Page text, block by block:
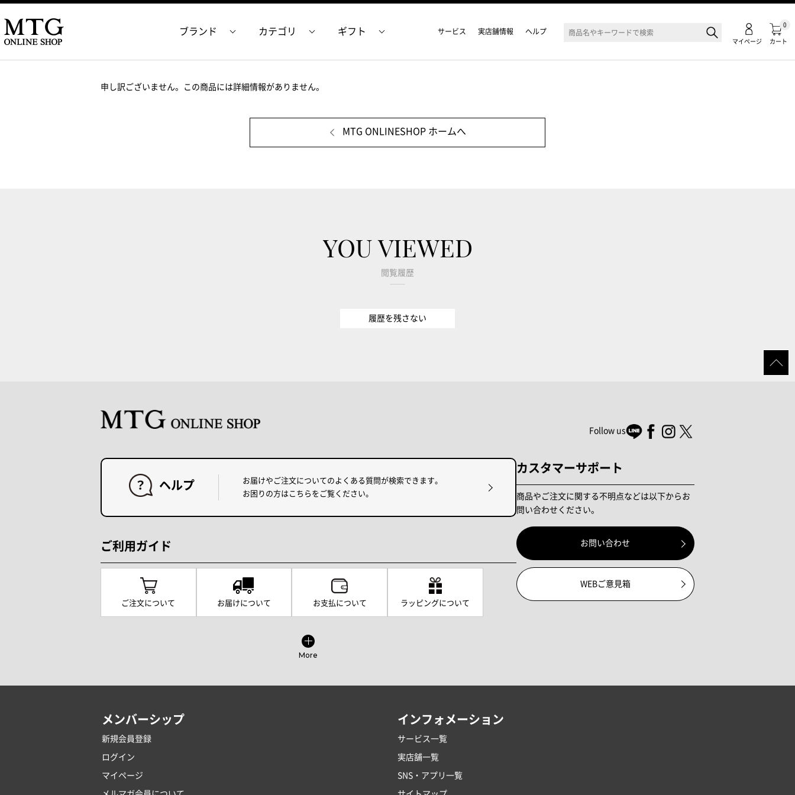
カート
0
マイページ
ブランド カテゴリ ギフト サービス 実店舗情報 ヘルプ
申し訳ございません。この商品には詳細情報がありません。
MTG ONLINESHOP ホームへ
YOU VIEWED
閲覧履歴
履歴を残さない
Follow us
ヘルプ
お届けやご注文についてのよくある質問が検索できます。
お困りの方はこちらをご覧ください。
ご利用ガイド
ご注文について お届けについて お支払について ラッピングについて
More
カスタマーサポート
商品やご注文に関する不明点などは以下からお
問い合わせください。
お問い合わせ
WEBご意見箱
メンバーシップ
新規会員登録
ログイン
マイページ
インフォメーション
サービス一覧
実店舗一覧
SNS・アプリ一覧